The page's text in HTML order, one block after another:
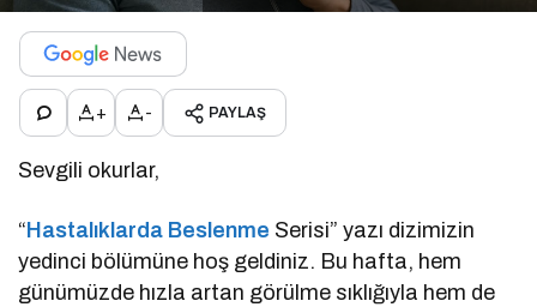
+ - PAYLAŞ
Sevgili okurlar,
“ Hastalıklarda Beslenme Serisi” yazı dizimizin
yedinci bölümüne hoş geldiniz. Bu hafta, hem
günümüzde hızla artan görülme sıklığıyla hem de